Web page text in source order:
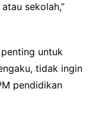
sekolah,”
untuk
tidak ingin
pendidikan